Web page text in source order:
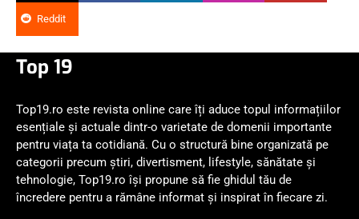
Reddit
Top 19
Top19.ro este revista online care îți aduce topul informațiilor
esențiale și actuale dintr-o varietate de domenii importante
pentru viața ta cotidiană. Cu o structură bine organizată pe
categorii precum știri, divertisment, lifestyle, sănătate și
tehnologie, Top19.ro își propune să fie ghidul tău de
încredere pentru a rămâne informat și inspirat în fiecare zi.